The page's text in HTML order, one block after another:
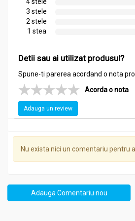
Absorbție rapidă și Aplicare facilă:
nu încarcă unghia și permite
disconfort
Precauții,
Tratament Nu unghii exfoliate
Uz Extern:produs destinat
Evitare Contact Ochi:
cu ochii și mucoasele
Alergii:utilizarea trebuie
ferit de accesul copiilor
Mod de utilizare:
4 stele
3 stele
2 stele
1 stea
Detii sau ai utilizat produsul?
Spune-ti parerea acordand o nota
Acorda o nota
Adauga un review
Nu exista nici un comentariu pentru
Adauga Comentariu nou